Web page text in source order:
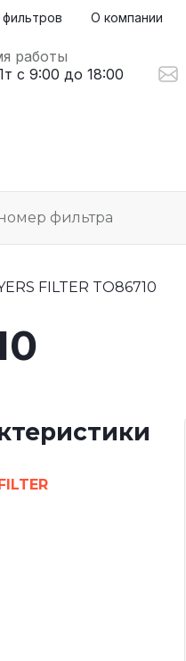
О компании
работы
с 9:00 до 18:00
FILTER TO86710